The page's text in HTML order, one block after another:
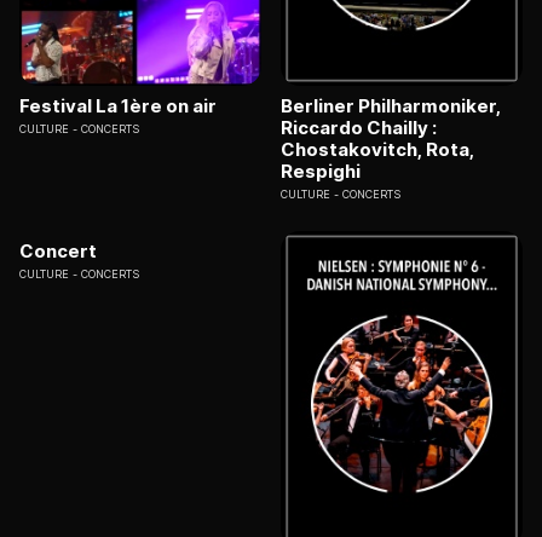
Festival La 1ère on air
CULTURE CONCERTS
Berliner Philharmoniker,
Riccardo Chailly :
Chostakovitch, Rota,
Respighi
CULTURE CONCERTS
Concert
CULTURE CONCERTS